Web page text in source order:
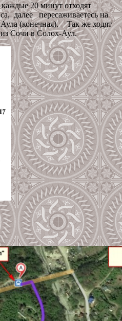
20 минут отходят
далее пересаживаетесь на
(конечная). Так же ходят
Сочи в Солох-Аул.